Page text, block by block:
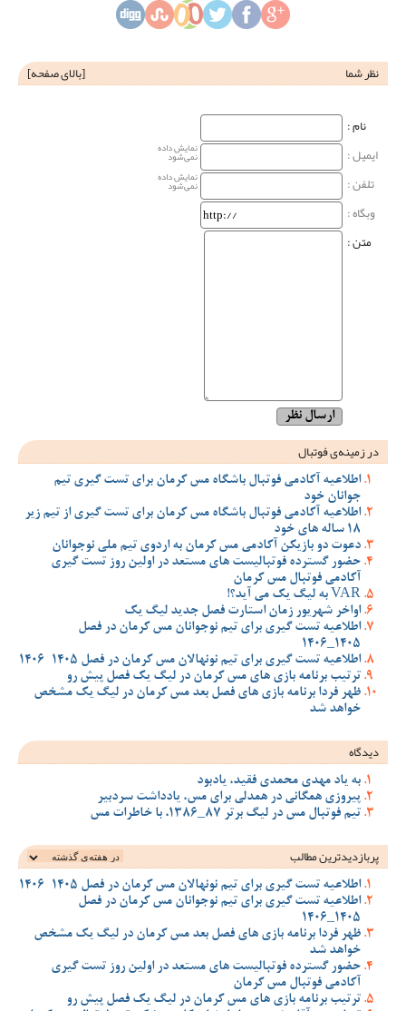
نظر شما [بالای صفحه]
نام‌ :
ایمیل :
نمایش داده
نمی‌شود
تلفن : نمایش داده
نمی‌شود
وبگاه‌ :
متن :
در زمینه‌ی فوتبال
اطلاعیه آکادمی فوتبال باشگاه مس کرمان برای تست گیری تیم
جوانان خود
اطلاعیه آکادمی فوتبال باشگاه مس کرمان برای تست گیری از تیم زیر
18 ساله های خود
دعوت دو بازیکن آکادمی مس کرمان به اردوی تیم ملی نوجوانان
حضور گسترده فوتبالیست های مستعد در اولین روز تست گیری
آکادمی فوتبال مس کرمان
VAR به لیگ یک می آید؟!
اواخر شهریور زمان استارت فصل جدید لیگ یک
اطلاعیه تست گیری برای تیم نوجوانان مس کرمان در فصل
1405_1406
اطلاعیه تست گیری برای تیم نونهالان مس کرمان در فصل 1405-1406
ترتیب برنامه بازی های مس کرمان در لیگ یک فصل پیش رو
ظهر فردا برنامه بازی های فصل بعد مس کرمان در لیگ یک مشخص
خواهد شد
دیدگاه
به یاد مهدی محمدی فقید، یادبود
پیروزی همگانی در همدلی برای مس، یادداشت سردبیر
تیم فوتبال مس در لیگ برتر 87_1386، با خاطرات مس
پربازدیدترین‌ مطالب
اطلاعیه تست گیری برای تیم نونهالان مس کرمان در فصل 1405-1406
اطلاعیه تست گیری برای تیم نوجوانان مس کرمان در فصل
1405_1406
ظهر فردا برنامه بازی های فصل بعد مس کرمان در لیگ یک مشخص
خواهد شد
حضور گسترده فوتبالیست های مستعد در اولین روز تست گیری
آکادمی فوتبال مس کرمان
ترتیب برنامه بازی های مس کرمان در لیگ یک فصل پیش رو